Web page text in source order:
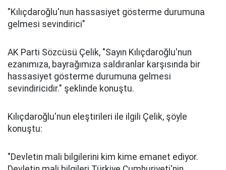
"Kılıçdaroğlu'nun hassasiyet gösterme durumuna
gelmesi sevindirici"
AK Parti Sözcüsü Çelik, "Sayın Kılıçdaroğlu'nun
ezanımıza, bayrağımıza saldıranlar karşısında bir
hassasiyet gösterme durumuna gelmesi
sevindiricidir." şeklinde konuştu.
Kılıçdaroğlu'nun eleştirileri ile ilgili Çelik, şöyle
konuştu:
"Devletin mali bilgilerini kim kime emanet ediyor.